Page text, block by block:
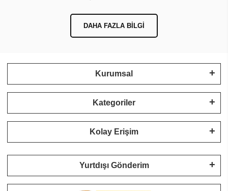
DAHA FAZLA BILGI
Kurumsal
Kategoriler
Kolay Erişim
Yurtdışı Gönderim